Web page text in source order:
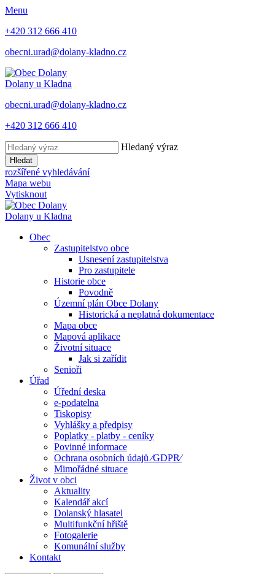
Menu
+420 312 666 410
obecni.urad@dolany-kladno.cz
Dolany u Kladna
obecni.urad@dolany-kladno.cz
+420 312 666 410
Hledaný výraz
Hledat
rozšířené vyhledávání
Mapa webu
Vytisknout
Dolany u Kladna
Obec
Zastupitelstvo obce
Usnesení zastupitelstva
Pro zastupitele
Historie obce
Povodně
Územní plán Obce Dolany
Historická a neplatná dokumentace
Mapa obce
Mapová aplikace
Životní situace
Jak si zařídit
Senioři
Úřad
Úřední deska
e-podatelna
Tiskopisy
Vyhlášky a předpisy
Poplatky - platby - ceníky
Povinné informace
Ochrana osobních údajů ⁄GDPR⁄
Mimořádné situace
Život v obci
Aktuality
Kalendář akcí
Dolanský hlasatel
Multifunkční hřiště
Fotogalerie
Komunální služby
Kontakt